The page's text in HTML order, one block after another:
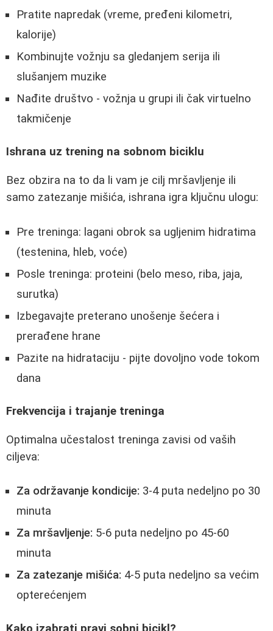
Pratite napredak (vreme, pređeni kilometri,
kalorije)
Kombinujte vožnju sa gledanjem serija ili
slušanjem muzike
Nađite društvo - vožnja u grupi ili čak virtuelno
takmičenje
Ishrana uz trening na sobnom biciklu
Bez obzira na to da li vam je cilj mršavljenje ili
samo zatezanje mišića, ishrana igra ključnu ulogu:
Pre treninga: lagani obrok sa ugljenim hidratima
(testenina, hleb, voće)
Posle treninga: proteini (belo meso, riba, jaja,
surutka)
Izbegavajte preterano unošenje šećera i
prerađene hrane
Pazite na hidrataciju - pijte dovoljno vode tokom
dana
Frekvencija i trajanje treninga
Optimalna učestalost treninga zavisi od vaših
ciljeva:
Za održavanje kondicije: 3-4 puta nedeljno po 30
minuta
Za mršavljenje: 5-6 puta nedeljno po 45-60
minuta
Za zatezanje mišića: 4-5 puta nedeljno sa većim
opterećenjem